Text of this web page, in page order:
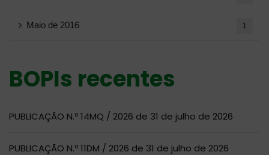
Maio de 2016 1
BOPIs recentes
PUBLICAÇÃO N.º 14MQ / 2026 de 31 de julho de 2026
PUBLICAÇÃO N.º 11DM / 2026 de 31 de julho de 2026